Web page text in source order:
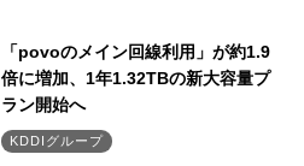
「povoのメイン回線利用」が約1.9
倍に増加、1年1.32TBの新大容量プ
ラン開始へ
KDDIグループ